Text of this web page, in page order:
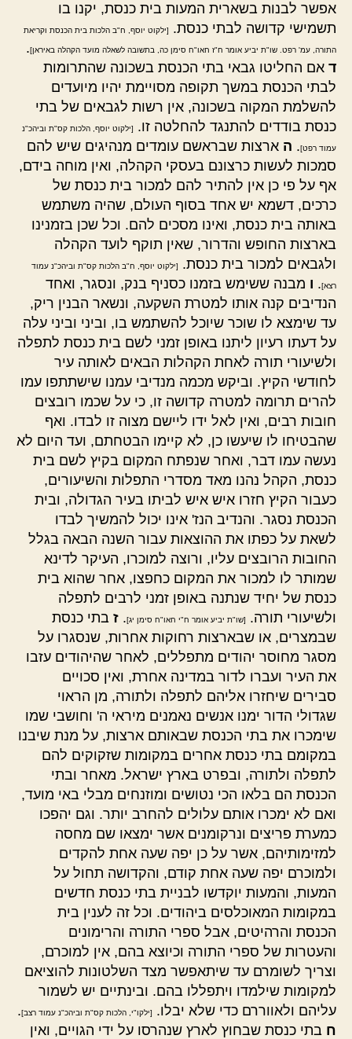
אפשר לבנות בשארית המעות בית כנסת, יקנו בו
תשמישי קדושה לבתי כנסת.
[ילקוט יוסף, ח"ב הלכות בית הכנסת וקריאת
התורה, עמ' רפט. שו"ת יביע אומר ח"ז חאו"ח סימן כה, בתשובה לשאלה מועד הקהלה באיראן].
ד אם החליטו גבאי בתי הכנסת בשכונה שהתרומות
לבתי הכנסת במשך תקופה מסויימת יהיו מיועדים
להשלמת המקוה בשכונה, אין רשות לגבאים של בתי
כנסת בודדים להתנגד להחלטה זו.
[ילקוט יוסף, הלכות קס"ת וביהכ"נ
עמוד רפט]. ה ארצות שבראשם עומדים מנהיגים שיש להם
סמכות לעשות כרצונם בעסקי הקהלה, ואין מוחה בידם,
אף על פי כן אין להתיר להם למכור בית כנסת של
כרכים, דשמא יש אחד בסוף העולם, שהיה משתמש
באותה בית כנסת, ואינו מסכים להם. וכל שכן בזמנינו
בארצות החופש והדרור, שאין תוקף לועד הקהלה
ולגבאים למכור בית כנסת.
[ילקוט יוסף, ח"ב הלכות קס"ת וביהכ"נ עמוד
רצא]. ו מבנה ששימש בזמנו כסניף בנק, ונסגר, ואחד
הנדיבים קנה אותו למטרת השקעה, ונשאר הבנין ריק,
עד שימצא לו שוכר שיוכל להשתמש בו, וביני וביני עלה
על דעתו רעיון ליתנו באופן זמני לשם בית כנסת לתפלה
ולשיעורי תורה לאחת הקהלות הבאים לאותה עיר
לחודשי הקיץ. וביקש מכמה מנדיבי עמנו שישתתפו עמו
להרים תרומה למטרה קדושה זו, כי על שכמו רובצים
חובות רבים, ואין לאל ידו ליישם מצוה זו לבדו. ואף
שהבטיחו לו שיעשו כן, לא קיימו הבטחתם, ועד היום לא
נעשה עמו דבר, ואחר שנפתח המקום בקיץ לשם בית
כנסת, הקהל נהנו מאד מסדרי התפלות והשיעורים,
כעבור הקיץ חזרו איש איש לביתו בעיר הגדולה, ובית
הכנסת נסגר. והנדיב הנז' אינו יכול להמשיך לבדו
לשאת על כפתו את ההוצאות עבור השנה הבאה בגלל
החובות הרובצים עליו, ורוצה למוכרו, העיקר לדינא
שמותר לו למכור את המקום כחפצו, אחר שהוא בית
כנסת של יחיד שנתנה באופן זמני לרבים לתפלה
ולשיעורי תורה.
[שו"ת יביע אומר ח"י חאו"ח סימן יג]. ז בתי כנסת
שבמצרים, או שבארצות רחוקות אחרות, שנסגרו על
מסגר מחוסר יהודים מתפללים, לאחר שהיהודים עזבו
את העיר ועברו לדור במדינה אחרת, ואין סכויים
סבירים שיחזרו אליהם לתפלה ולתורה, מן הראוי
שגדולי הדור ימנו אנשים נאמנים מיראי ה' וחושבי שמו
שימכרו את בתי הכנסת שבאותם ארצות, על מנת שיבנו
במקומם בתי כנסת אחרים במקומות שזקוקים להם
לתפלה ולתורה, ובפרט בארץ ישראל. מאחר ובתי
הכנסת הם בלאו הכי נטושים ומוזנחים מבלי באי מועד,
ואם לא ימכרו אותם עלולים להחרב יותר. וגם יהפכו
כמערת פריצים ונרקומנים אשר ימצאו שם מחסה
למזימותיהם, אשר על כן יפה שעה אחת להקדים
ולמוכרם יפה שעה אחת קודם, והקדושה תחול על
המעות, והמעות יוקדשו לבניית בתי כנסת חדשים
במקומות המאוכלסים ביהודים. וכל זה לענין בית
הכנסת והרהיטים, אבל ספרי התורה והרימונים
והעטרות של ספרי התורה וכיוצא בהם, אין למוכרם,
וצריך לשומרם עד שיתאפשר מצד השלטונות להוציאם
למקומות שילמדו ויתפללו בהם. ובינתיים יש לשמור
עליהם ולאווררם כדי שלא יבלו.
[ילקו"י, הלכות קס"ת וביהכ"נ עמוד רצב].
ח בתי כנסת שבחוץ לארץ שנהרסו על ידי הגויים, ואין